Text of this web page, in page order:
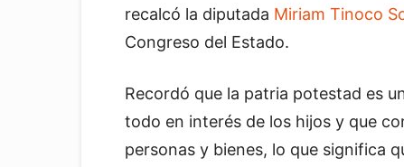
recalcó la diputada Miriam Tinoco
Congreso del Estado.
Recordó que la patria potestad es
todo en interés de los hijos y que
personas y bienes, lo que significa